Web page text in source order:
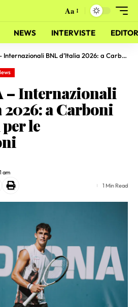
Aa
NEWS INTERVISTE
BNL d’Italia 2026: a Carboni la wild card per le qualificazioni
– Internazionali
2026: a Carboni
le
am
1 Min Read